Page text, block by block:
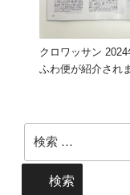
クロワッサン
ふわ便が紹介され
検
索:
検索